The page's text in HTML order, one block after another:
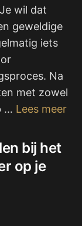
wil dat
geweldige
iets
Na
met zowel
… Lees meer
bij het
op je